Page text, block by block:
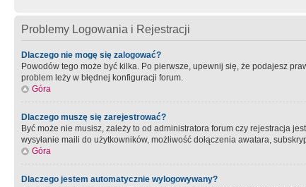
Problemy Logowania i Rejestracji
Dlaczego nie mogę się zalogować?
Powodów tego może być kilka. Po pierwsze, upewnij się, że podajesz
problem leży w błędnej konfiguracji forum.
Góra
Dlaczego muszę się zarejestrować?
Być może nie musisz, zależy to od administratora forum czy rejestracja
wysyłanie maili do użytkowników, możliwość dołączenia awatara,
Góra
Dlaczego jestem automatycznie wylogowywany?